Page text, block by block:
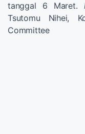
tanggal 6 Maret.
Tsutomu Nihei,
Committee